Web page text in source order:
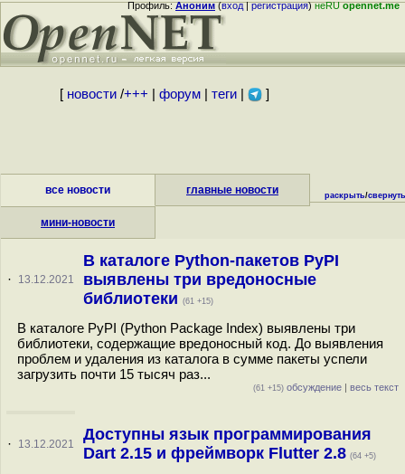
Профиль:Аноним(вход|регистрация)неRUopennet.me
[ новости/+++ форум| теги| ]
все новости главные новости
мини-новости
раскрыть/свернуть
· 13.12.2021
В каталоге Python-пакетов PyPI
выявлены три вредоносные
библиотеки (61 +15)
В каталоге PyPI (Python Package Index) выявлены три
библиотеки, содержащие вредоносный код. До выявления
проблем и удаления из каталога в сумме пакеты успели
загрузить почти 15 тысяч раз...
(61 +15) обсуждение | весь текст
· 13.12.2021
Доступны язык программирования
Dart 2.15 и фреймворк Flutter 2.8 (64 +5)